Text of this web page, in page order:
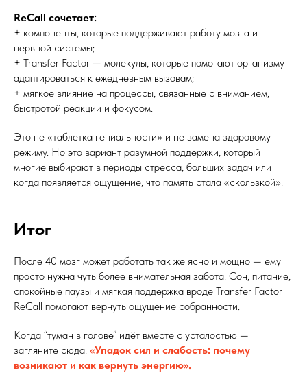
ReCall сочетает:
+ компоненты, которые поддерживают работу мозга и
нервной системы;
+ Transfer Factor — молекулы, которые помогают организму
адаптироваться к ежедневным вызовам;
+ мягкое влияние на процессы, связанные с вниманием,
быстротой реакции и фокусом.
Это не «таблетка гениальности» и не замена здоровому
режиму. Но это вариант разумной поддержки, который
многие выбирают в периоды стресса, больших задач или
когда появляется ощущение, что память стала «скользкой».
Итог
После 40 мозг может работать так же ясно и мощно — ему
просто нужна чуть более внимательная забота. Сон, питание,
спокойные паузы и мягкая поддержка вроде Transfer Factor
ReCall помогают вернуть ощущение собранности.
Когда “туман в голове” идёт вместе с усталостью —
загляните сюда: «Упадок сил и слабость: почему
возникают и как вернуть энергию».